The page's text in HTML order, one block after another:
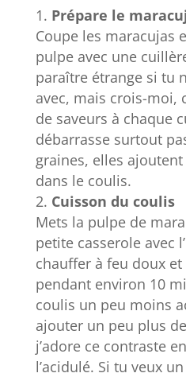
Prépare le
Coupe les maracujas
pulpe avec une
paraître étrange si tu
avec, mais crois-moi,
de saveurs à chaque
débarrasse surtout
graines, elles
dans le coulis.
Cuisson du coulis
Mets la pulpe de
petite casserole avec
chauffer à feu doux
pendant environ 10
coulis un peu moins
ajouter un peu plus
j’adore ce contraste
l’acidulé. Si tu veux